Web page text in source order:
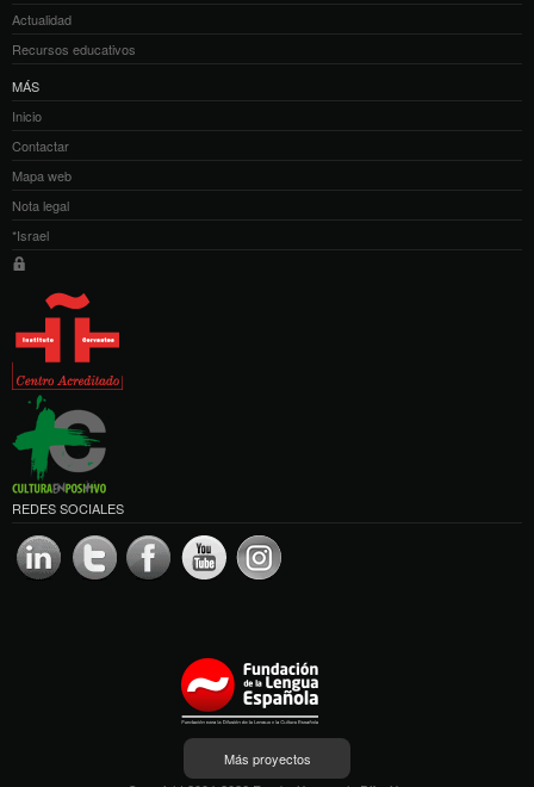
Actualidad
Recursos educativos
MÁS
Inicio
Contactar
Mapa web
Nota legal
*Israel
REDES SOCIALES
Más proyectos